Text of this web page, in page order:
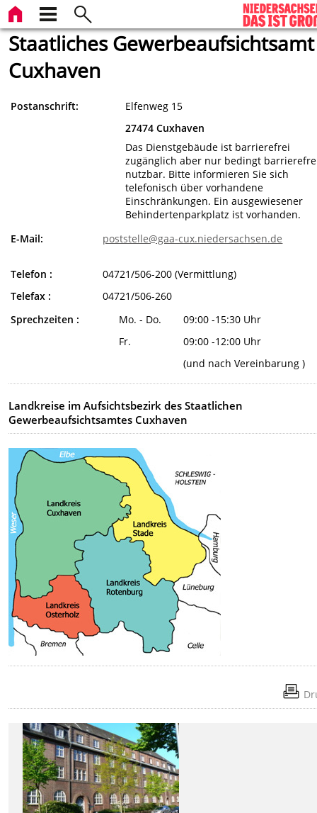
Staatliches Gewerbeaufsichtsamt
Cuxhaven
Postanschrift:
Elfenweg 15
27474 Cuxhaven
Das Dienstgebäude ist barrierefrei
zugänglich aber nur bedingt
nutzbar. Bitte informieren Sie sich
telefonisch über vorhandene
Einschränkungen. Ein ausgewiesener
Behindertenparkplatz ist vorhanden.
E-Mail:
poststelle@gaa-cux.niedersachsen.de
Telefon :
04721/506-200 (Vermittlung)
Telefax :
04721/506-260
Sprechzeiten :
Mo. - Do.
09:00 -15:30 Uhr
Fr.
09:00 -12:00 Uhr
(und nach Vereinbarung )
Landkreise im Aufsichtsbezirk des Staatlichen
Gewerbeaufsichtsamtes Cuxhaven